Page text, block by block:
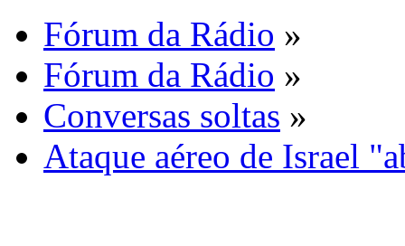
Fórum da Rádio »
Fórum da Rádio »
Conversas soltas »
Ataque aéreo de Israel